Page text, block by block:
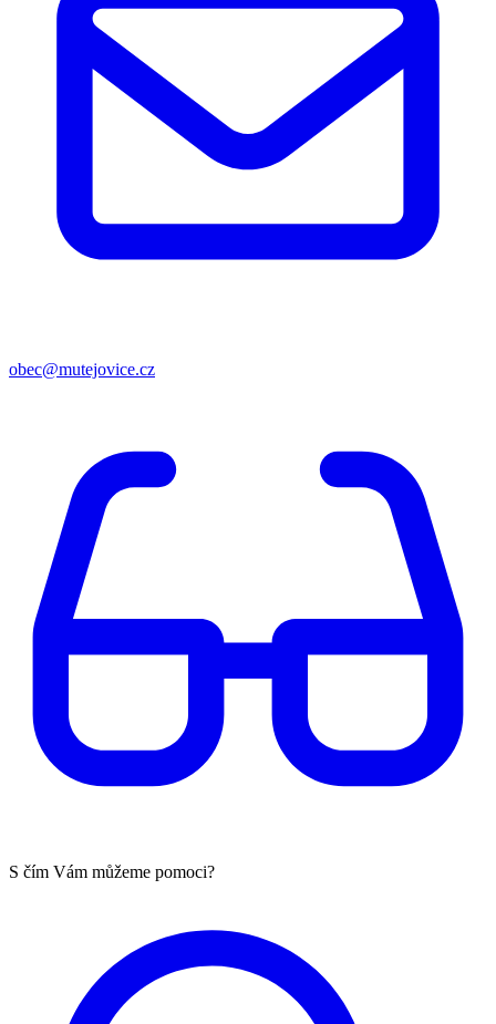
obec@mutejovice.cz
S čím Vám můžeme pomoci?